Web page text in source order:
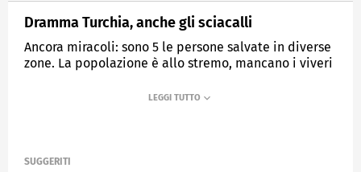
Dramma Turchia, anche gli sciacalli
Ancora miracoli: sono 5 le persone salvate in diverse
zone. La popolazione è allo stremo, mancano i viveri
SUGGERITI